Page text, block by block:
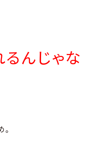
んじゃな